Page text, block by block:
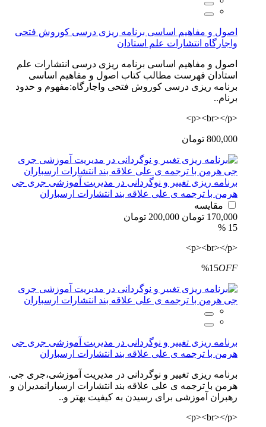
اصول و مفاهیم اساسی برنامه ریزی درسی کوروش فتحی
واجارگاه انتشارات علم استادان
اصول و مفاهیم اساسی برنامه ریزی درسی انتشارات علم
استادان فهرست مطالب کتاب اصول و مفاهیم اساسی
برنامه ریزی درسی کوروش فتحی واجارگاه:مفهوم و حدود
برنام..
<p><br></p>
800,000 تومان
برنامه ریزی تغییر و نوگردانی در مدیریت آموزشی جری جی
هرمن با ترجمه ی علی علاقه بند انتشارات ارسباران
مقایسه
170,000 تومان
200,000 تومان
15 %
<p><br></p>
%15OFF
برنامه ریزی تغییر و نوگردانی در مدیریت آموزشی جری جی
هرمن با ترجمه ی علی علاقه بند انتشارات ارسباران
برنامه ریزی تغییر و نوگردانی در مدیریت آموزشی،جری جی.
هرمن با ترجمه ی علی علاقه بند انتشارات ارسبارانمدیران و
رهبران آموزشی برای رسیدن به کیفیت بهتر و..
<p><br></p>